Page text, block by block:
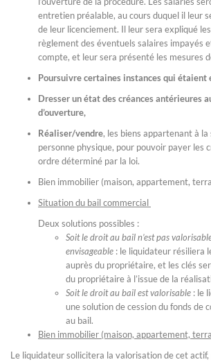
entretien préalable, au cours duquel il leur
de leur licenciement. Il leur sera expliqué
règlement des éventuels salaires impayés
compte, et leur sera présenté les mesures
Poursuivre certaines instances qui étaient
Dresser un état des créances antérieures
d’ouverture,
Réaliser/vendre, les biens appartenant à la
personne physique, pour pouvoir payer les
ordre déterminé par la loi.
Bien immobilier (maison, appartement,
Situation du bail commercial
Deux solutions possibles :
Soit le droit au bail n’est pas
envisageable : le liquidateur résiliera
auprès du propriétaire, et les clés
du propriétaire à l’issue de la
Soit le droit au bail est valorisable : le
une solution de cession du fonds de
au bail.
Bien immobilier (maison, appartement,
Le liquidateur sollicitera la valorisation de cet